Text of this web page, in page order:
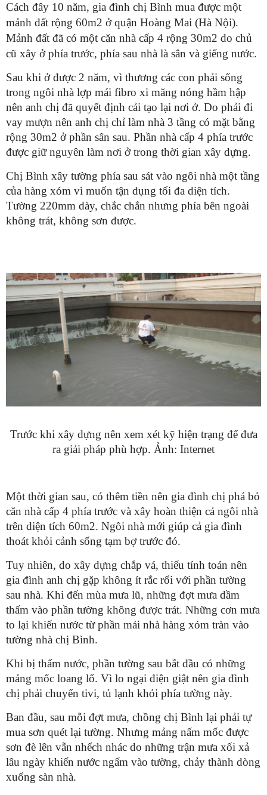
Cách đây 10 năm, gia đình chị Bình mua được một
mảnh đất rộng 60m2 ở quận Hoàng Mai (Hà Nội).
Mảnh đất đã có một căn nhà cấp 4 rộng 30m2 do chủ
cũ xây ở phía trước, phía sau nhà là sân và giếng nước.
Sau khi ở được 2 năm, vì thương các con phải sống
trong ngôi nhà lợp mái fibro xi măng nóng hầm hập
nên anh chị đã quyết định cải tạo lại nơi ở. Do phải đi
vay mượn nên anh chị chỉ làm nhà 3 tầng có mặt bằng
rộng 30m2 ở phần sân sau. Phần nhà cấp 4 phía trước
được giữ nguyên làm nơi ở trong thời gian xây dựng.
Chị Bình xây tường phía sau sát vào ngôi nhà một tầng
của hàng xóm vì muốn tận dụng tối đa diện tích.
Tường 220mm dày, chắc chắn nhưng phía bên ngoài
không trát, không sơn được.
Trước khi xây dựng nên xem xét kỹ hiện trạng để đưa
ra giải pháp phù hợp. Ảnh: Internet
Một thời gian sau, có thêm tiền nên gia đình chị phá bỏ
căn nhà cấp 4 phía trước và xây hoàn thiện cả ngôi nhà
trên diện tích 60m2. Ngôi nhà mới giúp cả gia đình
thoát khỏi cảnh sống tạm bợ trước đó.
Tuy nhiên, do xây dựng chắp vá, thiếu tính toán nên
gia đình anh chị gặp không ít rắc rối với phần tường
sau nhà. Khi đến mùa mưa lũ, những đợt mưa dầm
thấm vào phần tường không được trát. Những cơn mưa
to lại khiến nước từ phần mái nhà hàng xóm tràn vào
tường nhà chị Bình.
Khi bị thấm nước, phần tường sau bắt đầu có những
mảng mốc loang lổ. Vì lo ngại điện giật nên gia đình
chị phải chuyển tivi, tủ lạnh khỏi phía tường này.
Ban đầu, sau mỗi đợt mưa, chồng chị Bình lại phải tự
mua sơn quét lại tường. Nhưng mảng nấm mốc được
sơn đè lên vẫn nhếch nhác do những trận mưa xối xả
lâu ngày khiến nước ngấm vào tường, chảy thành dòng
xuống sàn nhà.